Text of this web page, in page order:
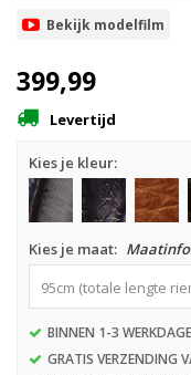
Bekijk modelfilm
399,99
Levertijd
Kies je kleur:
Kies je maat:
95cm (totale lengte
BINNEN 1-3
GRATIS VERZENDING